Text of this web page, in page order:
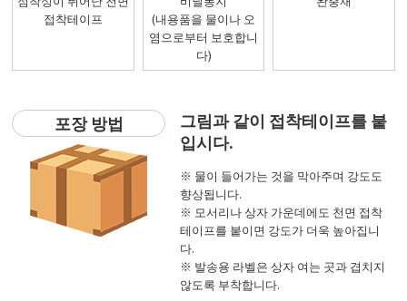
접착테이프
(내용품을 물이나 오
염으로부터 보호합니
다)
포장 방법
그림과 같이 접착테이프를 붙
입시다.
※ 물이 들어가는 것을 막아주며 강도도
향상됩니다.
※ 모서리나 상자 가운데에도 천면 접착
테이프를 붙이면 강도가 더욱 높아집니
다.
※ 발송용 라벨은 상자 여는 곳과 겹치지
않도록 부착합니다.